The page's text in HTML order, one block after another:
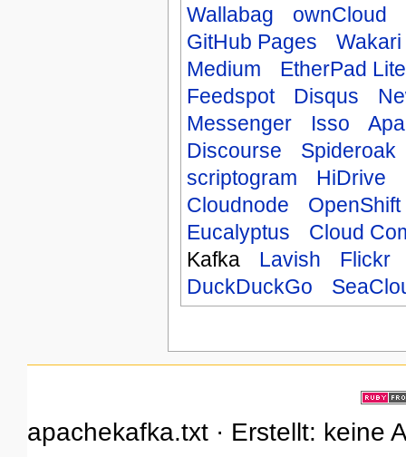
Wallabag
ownCloud
GitHub Pages
Wakari
Medium
EtherPad Lite
Feedspot
Disqus
Messenger
Isso
Discourse
Spideroak
scriptogram
HiDrive
Cloudnode
OpenShift
Eucalyptus
Cloud
Kafka
Lavish
Flickr
DuckDuckGo
apachekafka.txt · Erstellt: keine